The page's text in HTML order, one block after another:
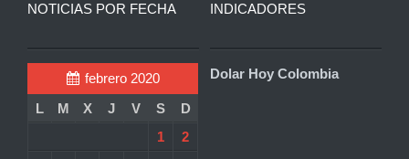
NOTICIAS POR FECHA
febrero 2020
L
M X J V S
D
1
2
INDICADORES
Dolar Hoy Colombia